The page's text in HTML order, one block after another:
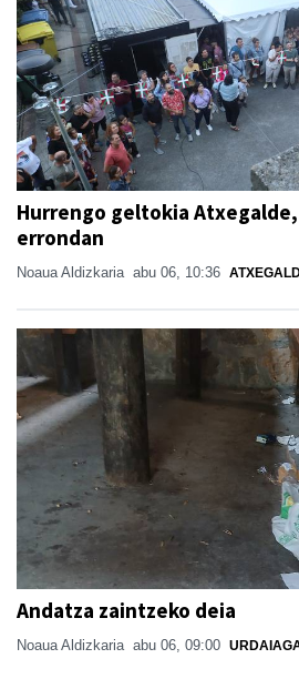
Hurrengo geltokia
errondan
Noaua Aldizkaria abu 06, 10:36
Andatza zaintzeko deia
Noaua Aldizkaria abu 06, 09:00